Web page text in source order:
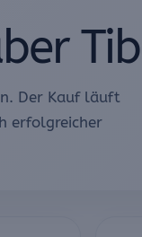
Der Kauf läuft
erfolgreicher